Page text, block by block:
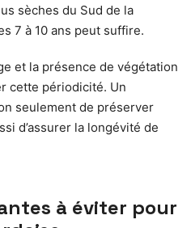
sèches du Sud de la
7 à 10 ans peut suffire.
et la présence de végétation
cette périodicité. Un
seulement de préserver
d’assurer la longévité de
à éviter pour